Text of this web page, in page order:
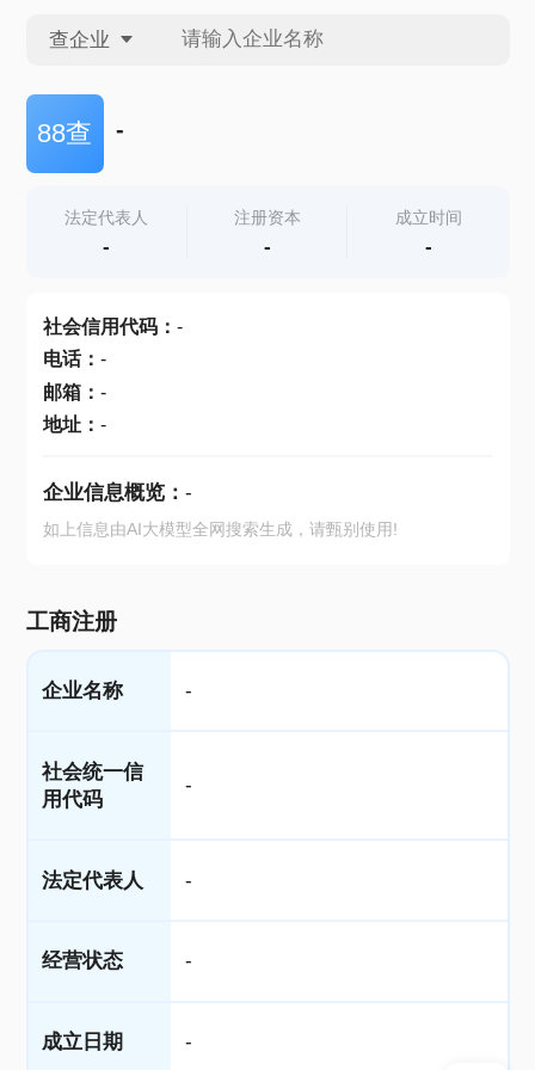
查企业
查企业
查产地
88查 -
法定代表人
-
注册资本
-
成立时间
-
社会信用代码： -
电话： -
邮箱： -
地址： -
企业信息概览： -
如上信息由AI大模型全网搜索生成，请甄别使用!
工商注册
企业名称 -
社会统一信
用代码
-
法定代表人 -
经营状态 -
成立日期 -